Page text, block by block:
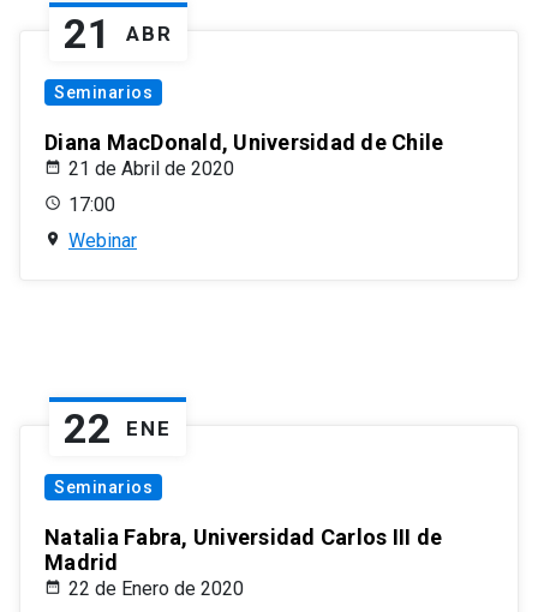
21 ABR
Seminarios
Diana MacDonald, Universidad de Chile
21 de Abril de 2020
17:00
Webinar
22 ENE
Seminarios
Natalia Fabra, Universidad Carlos III de
Madrid
22 de Enero de 2020